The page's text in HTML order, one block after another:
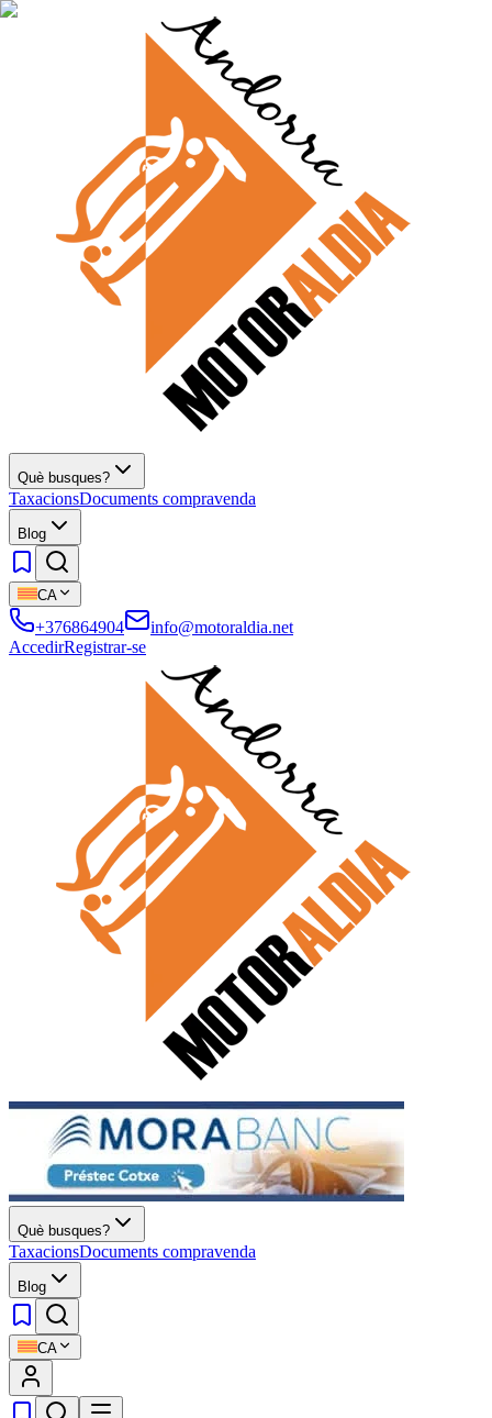
Què busques?
TaxacionsDocuments compravenda
Blog
CA
+376864904
info@motoraldia.net
AccedirRegistrar-se
Què busques?
TaxacionsDocuments compravenda
Blog
CA